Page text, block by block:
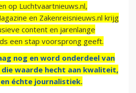
op Luchtvaartnieuws.nl,
en Zakenreisnieuws.nl krijg
content en jarenlange
een stap voorsprong geeft.
nog en word onderdeel van
die waarde hecht aan kwaliteit,
échte journalistiek.